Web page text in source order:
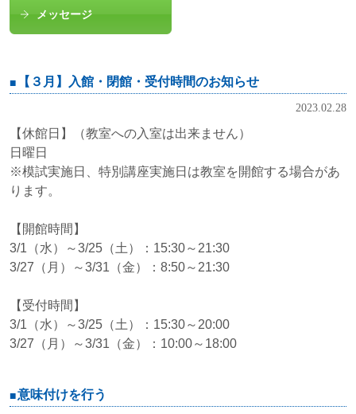
メッセージ
【３月】入館・閉館・受付時間のお知らせ
2023.02.28
【休館日】（教室への入室は出来ません）
日曜日
※模試実施日、特別講座実施日は教室を開館する場合があ
ります。
【開館時間】
3/1（水）～3/25（土）：15:30～21:30
3/27（月）～3/31（金）：8:50～21:30
【受付時間】
3/1（水）～3/25（土）：15:30～20:00
3/27（月）～3/31（金）：10:00～18:00
意味付けを行う